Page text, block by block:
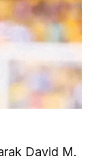
David M.